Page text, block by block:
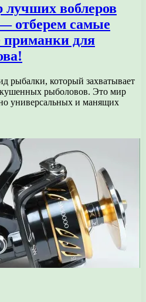
воблеров
отберем самые
для
рыбалки, который захватывает
рыболовов. Это мир
универсальных и манящих